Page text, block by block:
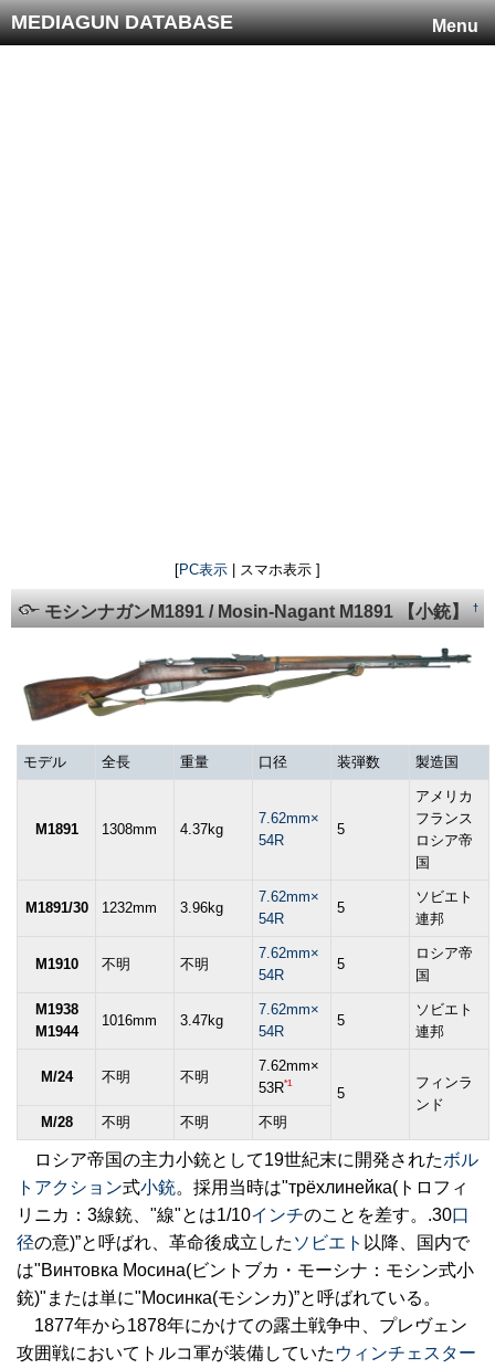
Menu
MEDIAGUN DATABASE
[PC表示 | スマホ表示 ]
モシンナガンM1891 / Mosin-Nagant M1891 【小銃】†
モデル 全長 重量 口径 装弾数 製造国
M1891 1308mm 4.37kg
7.62mm×
54R
5
アメリカ
フランス
ロシア帝
国
M1891/30 1232mm 3.96kg
7.62mm×
54R
5
ソビエト
連邦
M1910 不明 不明
7.62mm×
54R
5
ロシア帝
国
M1938
M1944
1016mm 3.47kg
7.62mm×
54R
5
ソビエト
連邦
M/24 不明 不明
7.62mm×
53R*1
5
フィンラ
ンド
M/28
不明 不明 不明
ロシア帝国の主力小銃として19世紀末に開発されたボル
トアクション式小銃。採用当時は"трёхлинейка(トロフィ
リニカ：3線銃、"線"とは1/10インチのことを差す。.30口
径の意)”と呼ばれ、革命後成立した ソビエト 以降、国内で
は"Винтовка Мосина(ビントブカ・モーシナ：モシン式小
銃)"または単に"Мосинка(モシンカ)”と呼ばれている。
1877年から1878年にかけての露土戦争中、プレヴェン
攻囲戦においてトルコ軍が装備していた ウィンチェスター